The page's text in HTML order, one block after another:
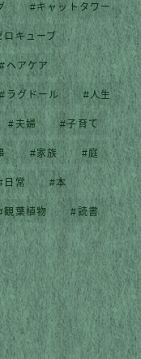
キャットタワー
ロキューブ
ヘアケア
ラグドール 人生
夫婦 子育て
家族 庭
日常 本
観葉植物 読書